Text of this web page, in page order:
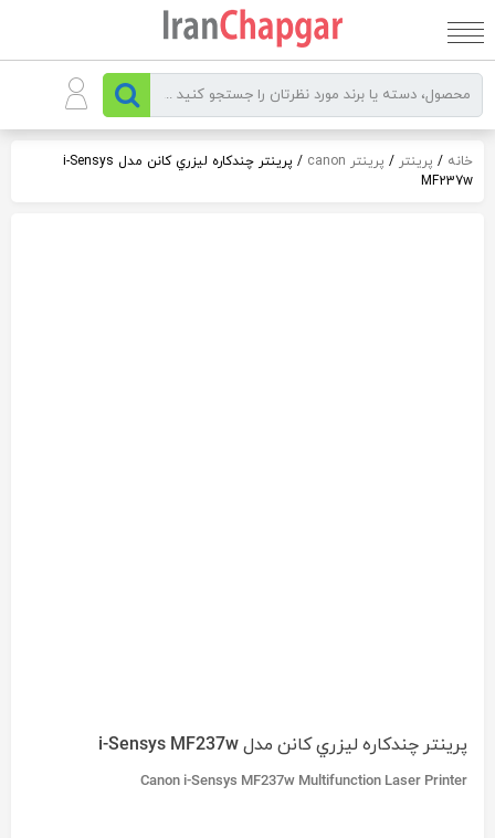
به
خانه / پرینتر / پرینتر canon
/ پرينتر چندکاره ليزري کانن مدل i-Sensys
MF237w
پرينتر چندکاره ليزري کانن مدل i-Sensys MF237w
Canon i-Sensys MF237w Multifunction Laser Printer